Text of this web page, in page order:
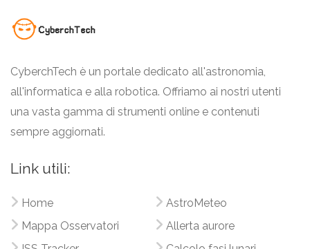
CyberchTech è un portale dedicato all'astronomia,
all'informatica e alla robotica. Offriamo ai nostri utenti
una vasta gamma di strumenti online e contenuti
sempre aggiornati.
Link utili:
Home
Mappa Osservatori
AstroMeteo
Allerta aurore